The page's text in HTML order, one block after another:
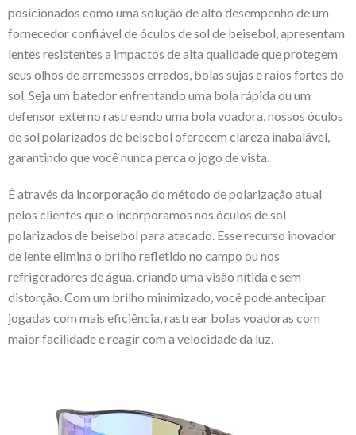
posicionados como uma solução de alto desempenho de um
fornecedor confiável de óculos de sol de beisebol, apresentam
lentes resistentes a impactos de alta qualidade que protegem
seus olhos de arremessos errados, bolas sujas e raios fortes do
sol. Seja um batedor enfrentando uma bola rápida ou um
defensor externo rastreando uma bola voadora, nossos óculos
de sol polarizados de beisebol oferecem clareza inabalável,
garantindo que você nunca perca o jogo de vista.
É através da incorporação do método de polarização atual
pelos clientes que o incorporamos nos óculos de sol
polarizados de beisebol para atacado. Esse recurso inovador
de lente elimina o brilho refletido no campo ou nos
refrigeradores de água, criando uma visão nítida e sem
distorção. Com um brilho minimizado, você pode antecipar
jogadas com mais eficiência, rastrear bolas voadoras com
maior facilidade e reagir com a velocidade da luz.